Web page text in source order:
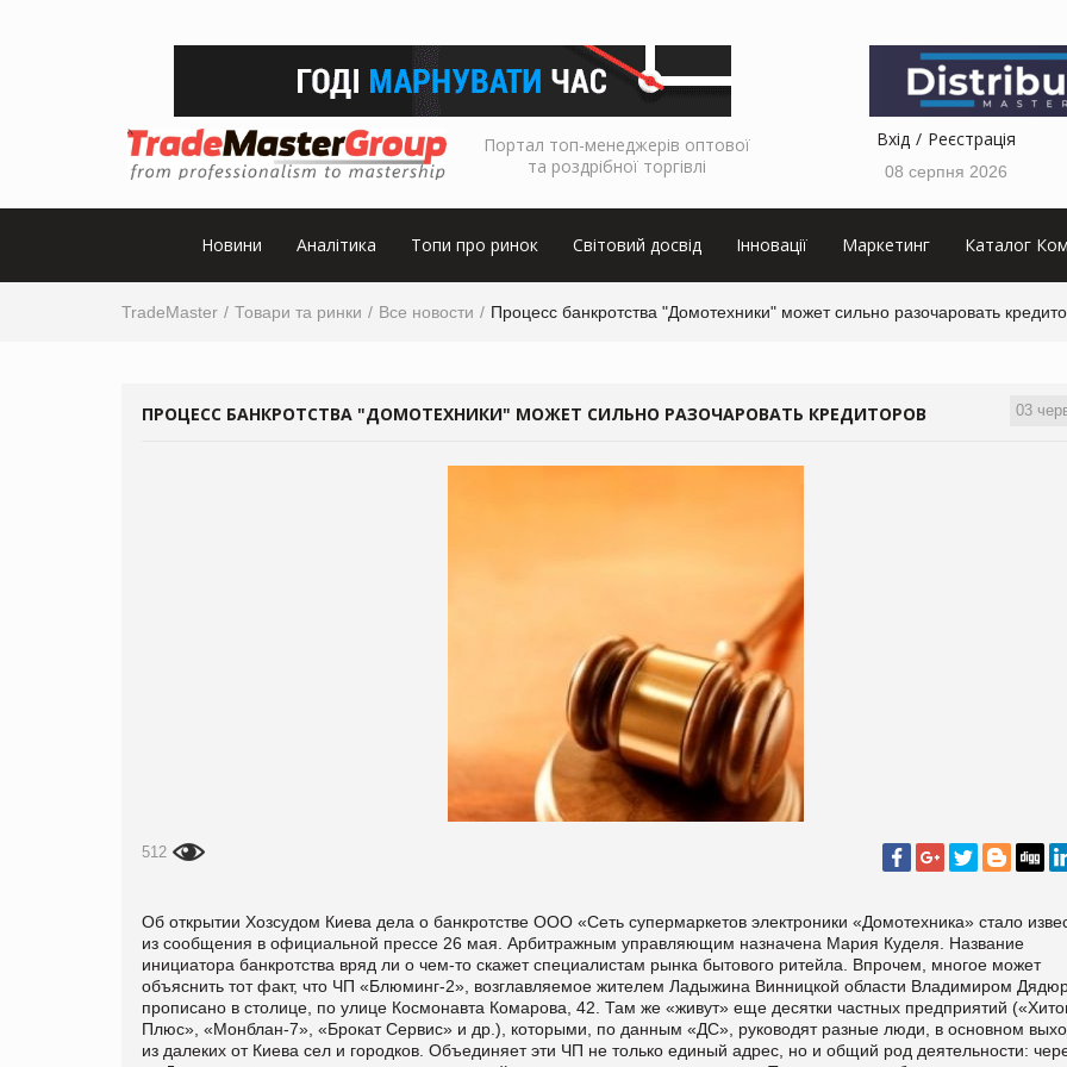
Портал топ-менеджерів оптової
та роздрібної торгівлі
Вхід Реєстрація
08 серпня 2026
Новини Аналітика Топи про ринок Світовий досвід Інновації Маркетинг Каталог
TradeMaster Товари та ринки Все новости Процесс банкротства "Домотехники" может сильно разочаровать
03
ПРОЦЕСС БАНКРОТСТВА "ДОМОТЕХНИКИ" МОЖЕТ СИЛЬНО РАЗОЧАРОВАТЬ КРЕДИТОРОВ
512
Об открытии Хозсудом Киева дела о банкротстве ООО «Сеть супермаркетов электроники «Домотехника» стало
из сообщения в официальной прессе 26 мая. Арбитражным управляющим назначена Мария Куделя. Название
инициатора банкротства вряд ли о чем-то скажет специалистам рынка бытового ритейла. Впрочем, многое может
объяснить тот факт, что ЧП «Блюминг-2», возглавляемое жителем Ладыжина Винницкой области Владимиром
прописано в столице, по улице Космонавта Комарова, 42. Там же «живут» еще десятки частных предприятий
Плюс», «Монблан-7», «Брокат Сервис» и др.), которыми, по данным «ДС», руководят разные люди, в основном
из далеких от Киева сел и городков. Объединяет эти ЧП не только единый адрес, но и общий род деятельности: